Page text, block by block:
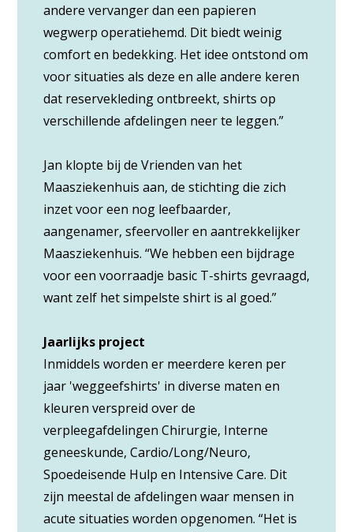
andere vervanger dan een papieren
wegwerp operatiehemd. Dit biedt weinig
comfort en bedekking. Het idee ontstond om
voor situaties als deze en alle andere keren
dat reservekleding ontbreekt, shirts op
verschillende afdelingen neer te leggen.”
Jan klopte bij de Vrienden van het
Maasziekenhuis aan, de stichting die zich
inzet voor een nog leefbaarder,
aangenamer, sfeervoller en aantrekkelijker
Maasziekenhuis. “We hebben een bijdrage
voor een voorraadje basic T-shirts gevraagd,
want zelf het simpelste shirt is al goed.”
Jaarlijks project
Inmiddels worden er meerdere keren per
jaar 'weggeefshirts' in diverse maten en
kleuren verspreid over de
verpleegafdelingen Chirurgie, Interne
geneeskunde, Cardio/Long/Neuro,
Spoedeisende Hulp en Intensive Care. Dit
zijn meestal de afdelingen waar mensen in
acute situaties worden opgenomen. “Het is